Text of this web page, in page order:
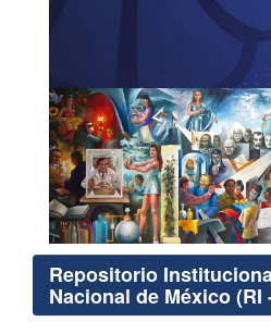
Repositorio
Nacional de México (RI